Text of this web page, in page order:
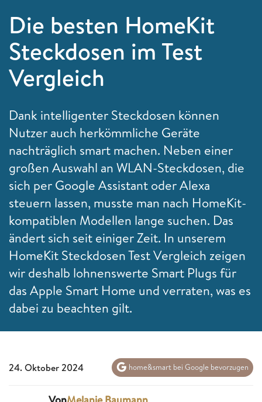
Die besten HomeKit
Steckdosen im Test
Vergleich
Dank intelligenter Steckdosen können
Nutzer auch herkömmliche Geräte
nachträglich smart machen. Neben einer
großen Auswahl an WLAN-Steckdosen, die
sich per Google Assistant oder Alexa
steuern lassen, musste man nach HomeKit-
kompatiblen Modellen lange suchen. Das
ändert sich seit einiger Zeit. In unserem
HomeKit Steckdosen Test Vergleich zeigen
wir deshalb lohnenswerte Smart Plugs für
das Apple Smart Home und verraten, was es
dabei zu beachten gilt.
24. Oktober 2024 home&smart bei Google bevorzugen